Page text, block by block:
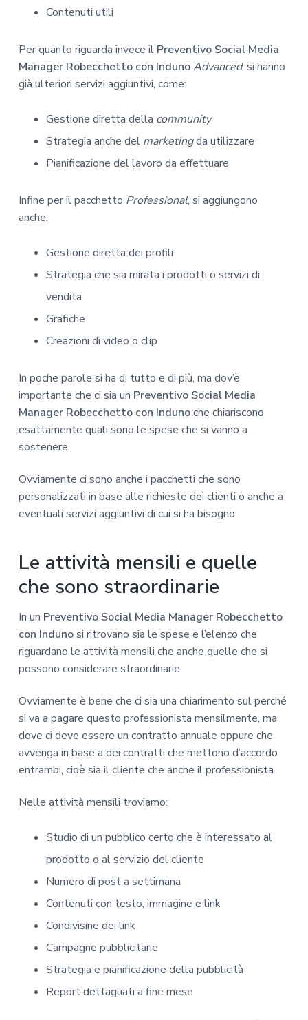
Contenuti utili
Per quanto riguarda invece il Preventivo Social Media
Manager Robecchetto con IndunoAdvanced, si hanno
già ulteriori servizi aggiuntivi, come:
Gestione diretta della community
Strategia anche del marketingda utilizzare
Pianificazione del lavoro da effettuare
Infine per il pacchetto Professional, si aggiungono
anche:
Gestione diretta dei profili
Strategia che sia mirata i prodotti o servizi di
vendita
Grafiche
Creazioni di video o clip
In poche parole si ha di tutto e di più, ma dov’è
importante che ci sia un Preventivo Social Media
Manager Robecchetto con Indunoche chiariscono
esattamente quali sono le spese che si vanno a
sostenere.
Ovviamente ci sono anche i pacchetti che sono
personalizzati in base alle richieste dei clienti o anche a
eventuali servizi aggiuntivi di cui si ha bisogno.
Le attività mensili e quelle
che sono straordinarie
In un Preventivo Social Media Manager Robecchetto
con Indunosi ritrovano sia le spese e l’elenco che
riguardano le attività mensili che anche quelle che si
possono considerare straordinarie.
Ovviamente è bene che ci sia una chiarimento sul perché
si va a pagare questo professionista mensilmente, ma
dove ci deve essere un contratto annuale oppure che
avvenga in base a dei contratti che mettono d’accordo
entrambi, cioè sia il cliente che anche il professionista.
Nelle attività mensili troviamo:
Studio di un pubblico certo che è interessato al
prodotto o al servizio del cliente
Numero di post a settimana
Contenuti con testo, immagine e link
Condivisine dei link
Campagne pubblicitarie
Strategia e pianificazione della pubblicità
Report dettagliati a fine mese